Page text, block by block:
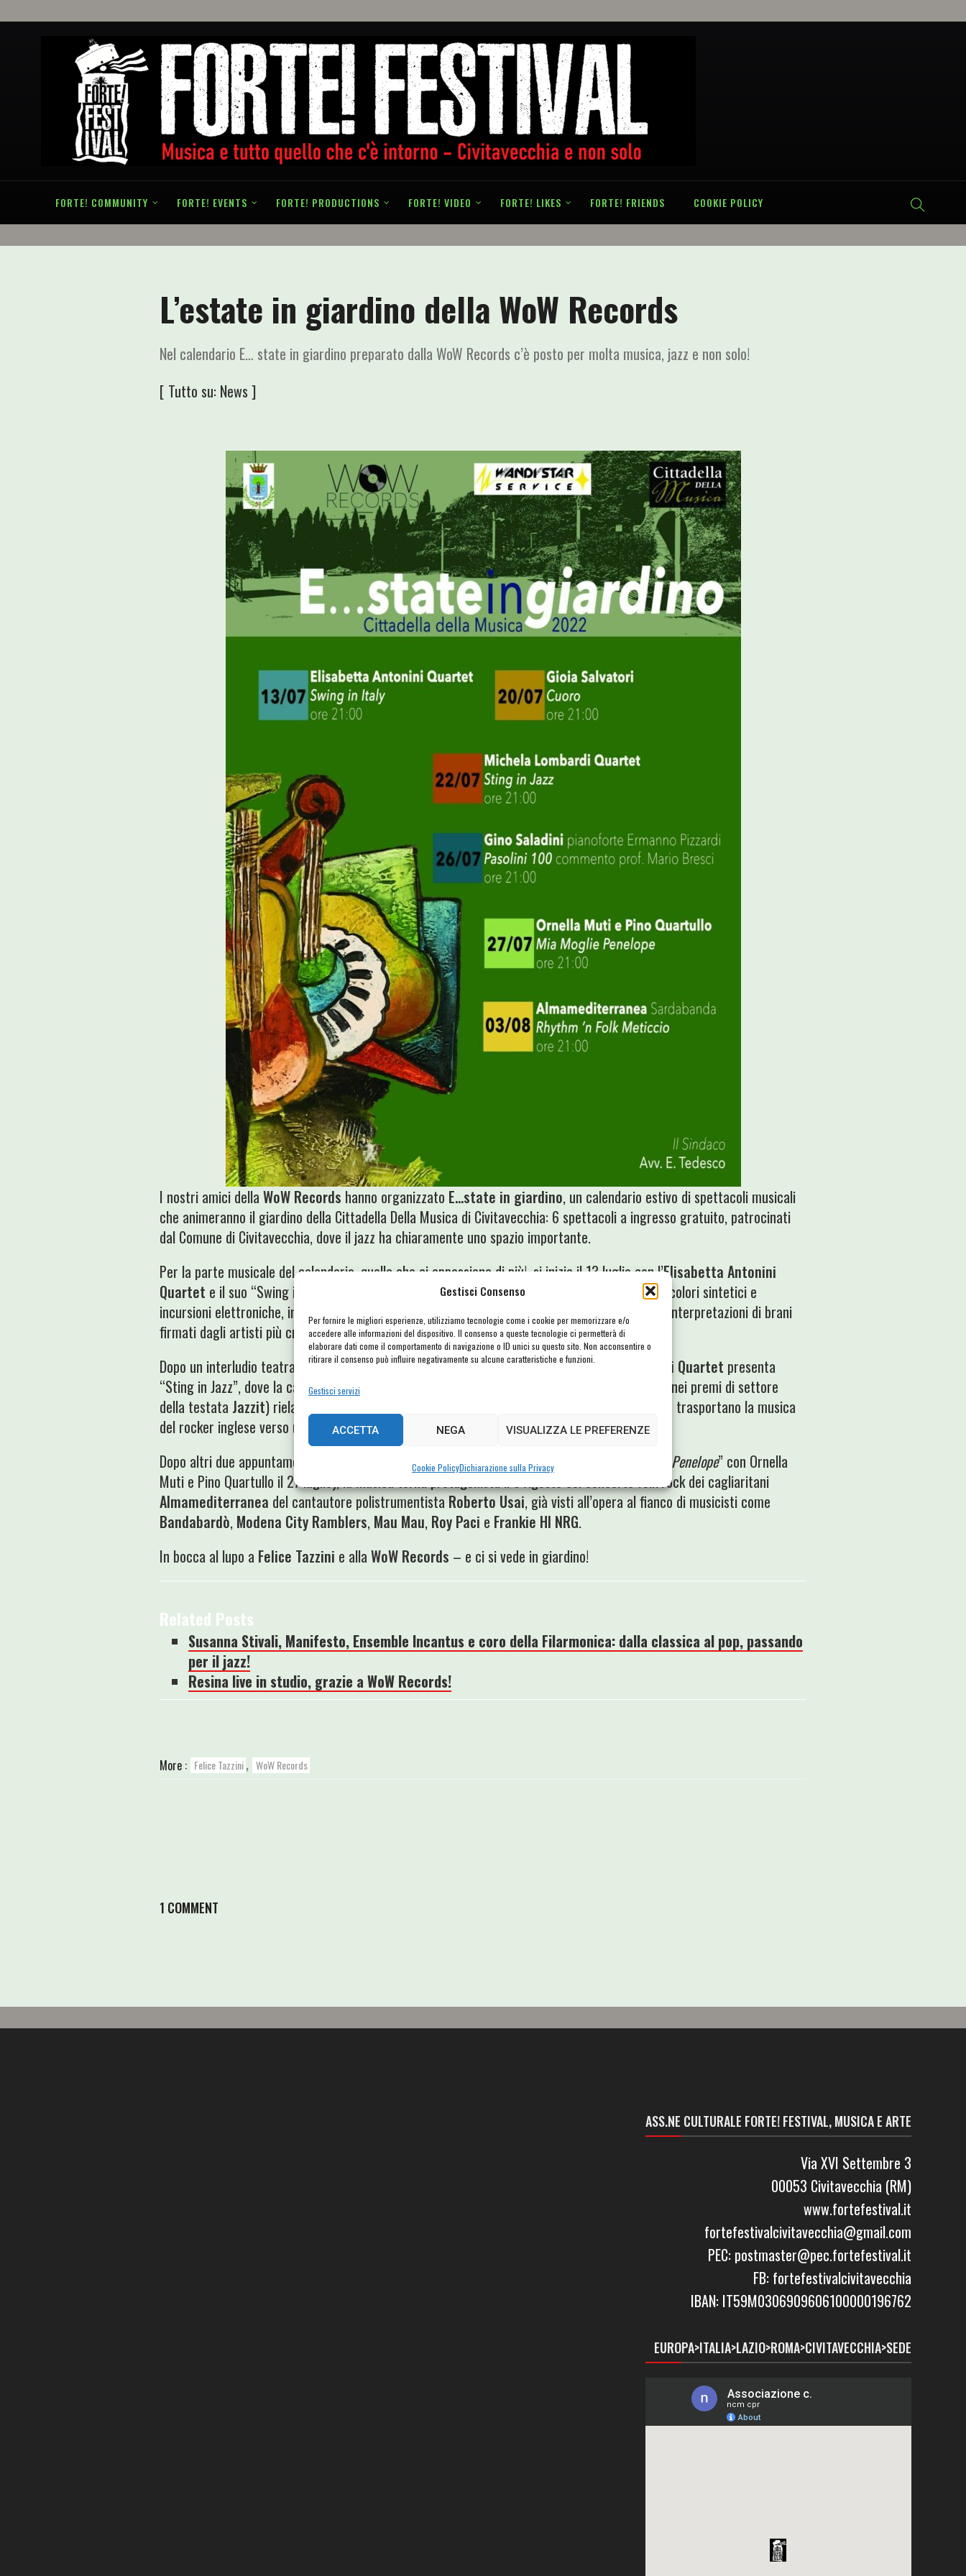
Gestisci Consenso
Per fornire le migliori esperienze, utilizziamo tecnologie come i cookie per memorizzare e/o
accedere alle informazioni del dispositivo. Il consenso a queste tecnologie ci permetterà di
elaborare dati come il comportamento di navigazione o ID unici su questo sito. Non acconsentire o
ritirare il consenso può influire negativamente su alcune caratteristiche e funzioni.
Gestisci servizi
ACCETTA NEGA VISUALIZZA LE PREFERENZE
Cookie PolicyDichiarazione sulla Privacy
FORTE! COMMUNITY FORTE! EVENTS FORTE! PRODUCTIONS FORTE! VIDEO FORTE! LIKES FORTE! FRIENDS COOKIE POLICY
L’estate in giardino della WoW Records
Nel calendario E… state in giardino preparato dalla WoW Records c’è posto per molta musica, jazz e non solo!
[ Tutto su: News ]
I nostri amici della WoW Records hanno organizzato E…state in giardino, un calendario estivo di spettacoli musicali
che animeranno il giardino della Cittadella Della Musica di Civitavecchia: 6 spettacoli a ingresso gratuito, patrocinati
dal Comune di Civitavecchia, dove il jazz ha chiaramente uno spazio importante.
Per la parte musicale del calendario, quella che ci appassiona di più!, si inizia il 13 luglio con l’Elisabetta Antonini
Quartet e il suo “Swing in Italy”: la musicista proporrà un jazz dal linguaggio attuale, ricco di colori sintetici e
incursioni elettroniche, in una scaletta dove agli originali della Antonini vengono intervallati reinterpretazioni di brani
firmati dagli artisti più creativi della scena contemporanea
Dopo un interludio teatrale (Gioia Salvatori “Cuoro“, 20 luglio), il 22 Luglio ilMichela Lombardi Quartet presenta
“Sting in Jazz”, dove la cantante (che è stata inserita tra le dieci migliori jazz vocalist italiane nei premi di settore
della testata Jazzit) rielaborerà brani tratti dal repertorio dei
solista, che trasportano la musica
del rocker inglese verso un jazz aperto e moderno.
Dopo altri due appuntamenti teatrali (“
Pasolini 100” di Gino Saladini il 26 luglio e “” Mia moglie Penelope” con Ornella
Muti e Pino Quartullo il 27 luglio), la musica torna protagonista il 3 Agosto col concerto folk rock dei cagliaritani
Almamediterranea del cantautore polistrumentistaRoberto Usai, già visti all’opera al fianco di musicisti come
Bandabardò, Modena City Ramblers, Mau Mau, Roy Paci e Frankie HI NRG.
In bocca al lupo a Felice Tazzini e alla WoW Records – e ci si vede in giardino!
Related Posts
Susanna Stivali, Manifesto, Ensemble Incantus e coro della Filarmonica: dalla classica al pop, passando
per il jazz!
Resina live in studio, grazie a WoW Records!
More : Felice Tazzini, WoW Records
1 COMMENT
ASS.NE CULTURALE FORTE! FESTIVAL, MUSICA E ARTE
Via XVI Settembre 3
00053 Civitavecchia (RM)
www.fortefestival.it
fortefestivalcivitavecchia@gmail.com
PEC: postmaster@pec.fortefestival.it
FB: fortefestivalcivitavecchia
IBAN: IT59M0306909606100000196762
EUROPA>ITALIA>LAZIO>ROMA>CIVITAVECCHIA>SEDE